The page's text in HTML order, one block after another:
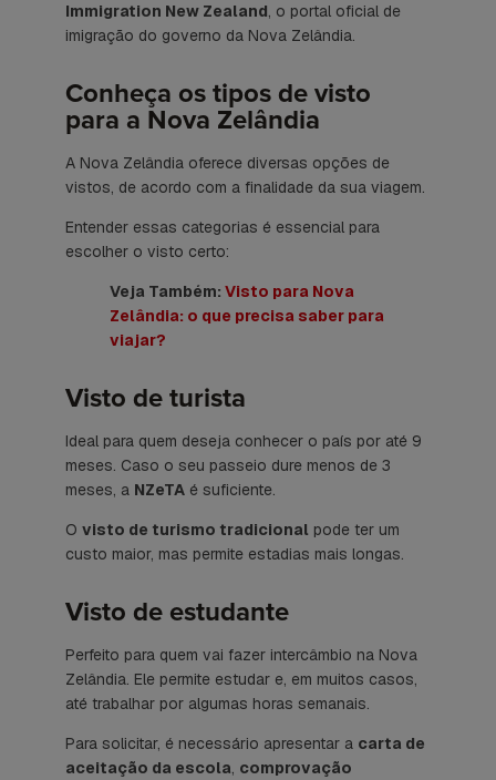
Immigration New Zealand, o portal oficial de
imigração do governo da Nova Zelândia.
Conheça os tipos de visto
para a Nova Zelândia
A Nova Zelândia oferece diversas opções de
vistos, de acordo com a finalidade da sua viagem.
Entender essas categorias é essencial para
escolher o visto certo:
Veja Também: Visto para Nova
Zelândia: o que precisa saber para
viajar?
Visto de turista
Ideal para quem deseja conhecer o país por até 9
meses. Caso o seu passeio dure menos de 3
meses, a NZeTA é suficiente.
O visto de turismo tradicional pode ter um
custo maior, mas permite estadias mais longas.
Visto de estudante
Perfeito para quem vai fazer intercâmbio na Nova
Zelândia. Ele permite estudar e, em muitos casos,
até trabalhar por algumas horas semanais.
Para solicitar, é necessário apresentar a carta de
aceitação da escola, comprovação